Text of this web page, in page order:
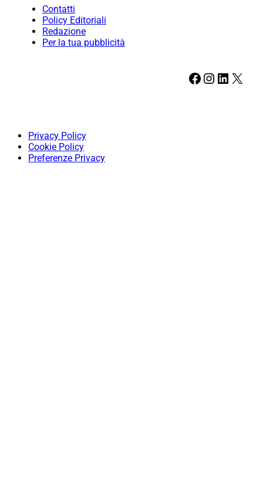
Contatti
Policy Editoriali
Redazione
Per la tua pubblicità
Facebook Instagram LinkedIn X
Privacy Policy
Cookie Policy
Preferenze Privacy